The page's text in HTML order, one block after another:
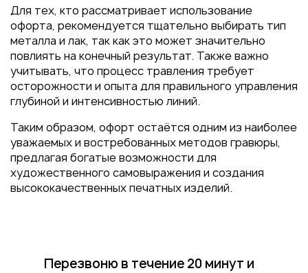
Для тех, кто рассматривает использование
офорта, рекомендуется тщательно выбирать тип
металла и лак, так как это может значительно
повлиять на конечный результат. Также важно
учитывать, что процесс травления требует
осторожности и опыта для правильного управления
глубиной и интенсивностью линий.
Таким образом, офорт остаётся одним из наиболее
уважаемых и востребованных методов гравюры,
предлагая богатые возможности для
художественного самовыражения и создания
высококачественных печатных изделий.
Перезвоню в течение 20 минут и